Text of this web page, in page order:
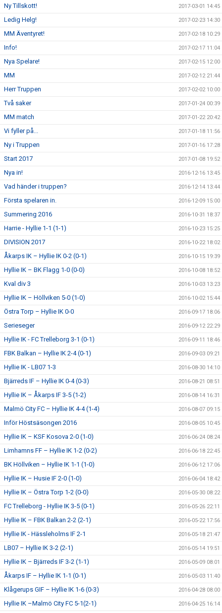
Ny Tillskott! 2017-03-01 14:45
Ledig Helg! 2017-02-23 14:30
MM Äventyret! 2017-02-18 10:29
Info! 2017-02-17 11:04
Nya Spelare! 2017-02-15 12:00
MM 2017-02-12 21:44
Herr Truppen 2017-02-02 10:00
Två saker 2017-01-24 00:39
MM match 2017-01-22 20:42
Vi fyller på... 2017-01-18 11:56
Ny i Truppen 2017-01-16 17:28
Start 2017 2017-01-08 19:52
Nya in! 2016-12-16 13:45
Vad händer i truppen? 2016-12-14 13:44
Första spelaren in. 2016-12-09 15:00
Summering 2016 2016-10-31 18:37
Harrie - Hyllie 1-1 (1-1) 2016-10-23 15:25
DIVISION 2017 2016-10-22 18:02
Åkarps IK – Hyllie IK 0-2 (0-1) 2016-10-15 19:39
Hyllie IK – BK Flagg 1-0 (0-0) 2016-10-08 18:52
Kval div 3 2016-10-03 13:23
Hyllie IK – Höllviken 5-0 (1-0) 2016-10-02 15:44
Östra Torp – Hyllie IK 0-0 2016-09-17 18:06
Serieseger 2016-09-12 22:29
Hyllie IK - FC Trelleborg 3-1 (0-1) 2016-09-11 18:46
FBK Balkan – Hyllie IK 2-4 (0-1) 2016-09-03 09:21
Hyllie IK - LB07 1-3 2016-08-30 14:10
Bjärreds IF – Hyllie IK 0-4 (0-3) 2016-08-21 08:51
Hyllie IK – Åkarps IF 3-5 (1-2) 2016-08-14 16:31
Malmö City FC – Hyllie IK 4-4 (1-4) 2016-08-07 09:15
Inför Höstsäsongen 2016 2016-08-05 10:45
Hyllie IK – KSF Kosova 2-0 (1-0) 2016-06-24 08:24
Limhamns FF – Hyllie IK 1-2 (0-2) 2016-06-18 22:45
BK Höllviken – Hyllie IK 1-1 (1-0) 2016-06-12 17:06
Hyllie IK – Husie IF 2-0 (1-0) 2016-06-04 18:42
Hyllie IK – Östra Torp 1-2 (0-0) 2016-05-30 08:22
FC Trelleborg - Hyllie IK 3-5 (0-1) 2016-05-26 22:11
Hyllie IK – FBK Balkan 2-2 (2-1) 2016-05-22 17:56
Hyllie IK - Hässleholms IF 2-1 2016-05-18 21:47
LB07 – Hyllie IK 3-2 (2-1) 2016-05-14 19:51
Hyllie IK – Bjärreds IF 3-2 (1-1) 2016-05-09 08:01
Åkarps IF – Hyllie IK 1-1 (0-1) 2016-05-03 11:40
Klågerups GIF – Hyllie IK 1-6 (0-3) 2016-04-28 08:00
Hyllie IK –Malmö City FC 5-1(2-1) 2016-04-25 16:14